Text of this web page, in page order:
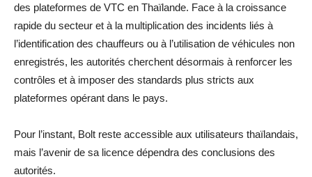
des plateformes de VTC en Thaïlande. Face à la croissance
rapide du secteur et à la multiplication des incidents liés à
l’identification des chauffeurs ou à l’utilisation de véhicules non
enregistrés, les autorités cherchent désormais à renforcer les
contrôles et à imposer des standards plus stricts aux
plateformes opérant dans le pays.
Pour l’instant, Bolt reste accessible aux utilisateurs thaïlandais,
mais l’avenir de sa licence dépendra des conclusions des
autorités.